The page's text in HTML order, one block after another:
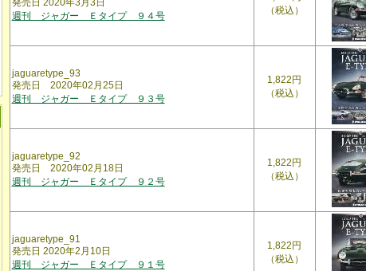
発売日 2020年3月3日
週刊 ジャガー Ｅタイプ ９４号
（税込）
jaguaretype_93
発売日 2020年02月25日
週刊 ジャガー Ｅタイプ ９３号
1,822円
（税込）
jaguaretype_92
発売日 2020年02月18日
週刊 ジャガー Ｅタイプ ９２号
1,822円
（税込）
jaguaretype_91
発売日 2020年2月10日
週刊 ジャガー Ｅタイプ ９１号
1,822円
（税込）